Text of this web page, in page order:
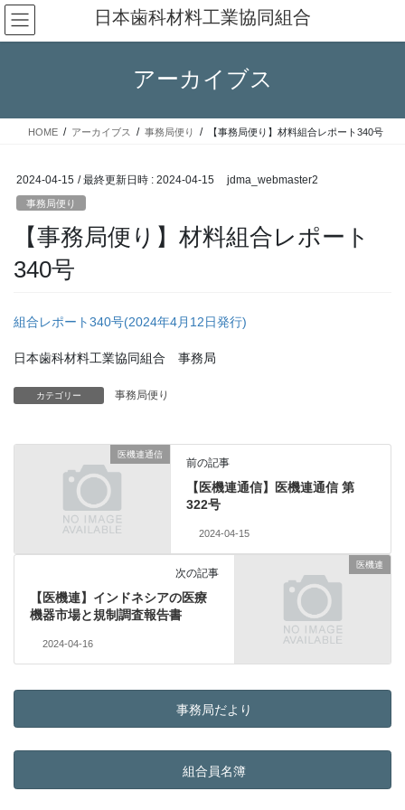
コ
ン
テ
ス
ナ
ビ
ゲ
ン
日本歯科材料工業協同組合
アーカイブス
HOME アーカイブス 事務局便り 【事務局便り】材料組合レポート340号
2024-04-15 / 最終更新日時 : 2024-04-15 jdma_webmaster2
事務局便り
【事務局便り】材料組合レポート
340号
組合レポート340号(2024年4月12日発行)
日本歯科材料工業協同組合 事務局
カテゴリー 事務局便り
医機連通信
前の記事
【医機連通信】医機連通信 第
322号
2024-04-15
医機連
次の記事
【医機連】インドネシアの医療
機器市場と規制調査報告書
2024-04-16
事務局だより
組合員名簿